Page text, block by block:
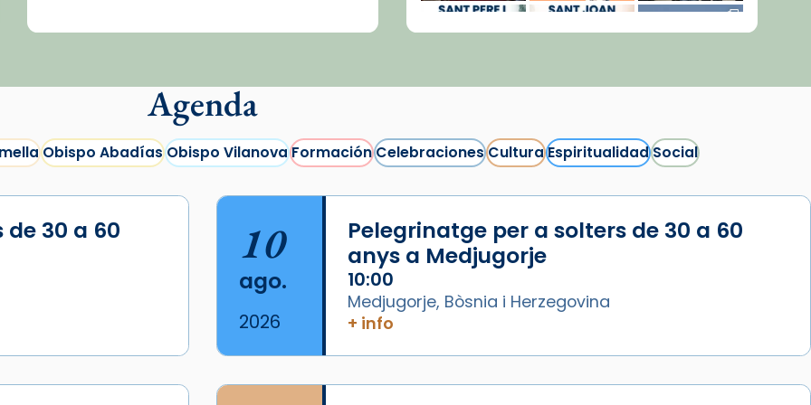
Cargar más...
Agenda
Obispo AbadíasObispo VilanovaFormaciónCelebracionesCulturaEspiritualidadSocial
30 a 60
10
ago.
2026
Pelegrinatge per a solters de 30 a 60
anys a Medjugorje
10:00
Medjugorje, Bòsnia i Herzegovina
+ info